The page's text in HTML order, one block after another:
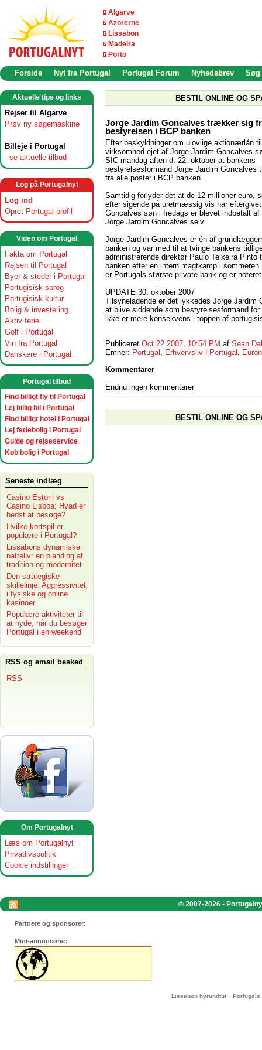
Algarve
Azorerne
Lissabon
Madeira
Porto
Forside Nyt fra Portugal Portugal Forum Nyhedsbrev Søg
Aktuelle tips og links
Rejser til Algarve
Prøv ny søgemaskine
Billeje i Portugal
- se aktuelle tilbud
Log på Portugalnyt
Log ind
Opret Portugal-profil
Viden om Portugal
Fakta om Portugal
Rejsen til Portugal
Byer & steder i Portugal
Portugisisk sprog
Portugisisk kultur
Bolig & investering
Aktiv ferie
Golf i Portugal
Vin fra Portugal
Danskere i Portugal
Portugal tilbud
Find billigt fly til Portugal
Lej billig bil i Portugal
Find billigt hotel i Portugal
Lej feriebolig i Portugal
Guide og rejseservice
Køb bolig i Portugal
Seneste indlæg
Casino Estoril vs.
Casino Lisboa: Hvad er
bedst at besøge?
Hvilke kortspil er
populære i Portugal?
Lissabons dynamiske
natteliv: en blanding af
tradition og modernitet
Den strategiske
skillelinje: Aggressivitet
i fysiske og online
kasinoer
Populære aktiviteter til
at nyde, når du besøger
Portugal i en weekend
RSS og email besked
RSS
Om Portugalnyt
Læs om Portugalnyt
Privatlivspolitik
Cookie indstillinger
BESTIL ONLINE OG
Jorge Jardim Goncalves trækker sig
bestyrelsen i BCP banken
Efter beskyldninger om ulovlige aktionærlån
virksomhed ejet af Jorge Jardim Goncalves
SIC mandag aften d. 22. oktober at bankens
bestyrelsesformand Jorge Jardim Goncalves
fra alle poster i BCP banken.
Samtidig forlyder det at de 12 millioner euro,
efter sigende på uretmæssig vis har
Goncalves søn i fredags er blevet indbetalt af
Jorge Jardim Goncalves selv.
Jorge Jardim Goncalves er én af
banken og var med til at tvinge bankens
administrerende direktør Paulo Teixeira Pinto
banken efter en intern magtkamp i sommeren
er Portugals største private bank og er
UPDATE 30. oktober 2007
Tilsyneladende er det lykkedes Jorge
at blive siddende som bestyrelsesformand
ikke er mere konsekvens i toppen af
Publiceret Oct 22 2007, 10:54 PM af Sean
Emner: Portugal , Erhvervsliv i Portugal ,
Kommentarer
Endnu ingen kommentarer
BESTIL ONLINE OG
© 2007-2026 -
Partnere og sponsorer:
Mini-annoncører:
Lissabon byrundtur - Portugals